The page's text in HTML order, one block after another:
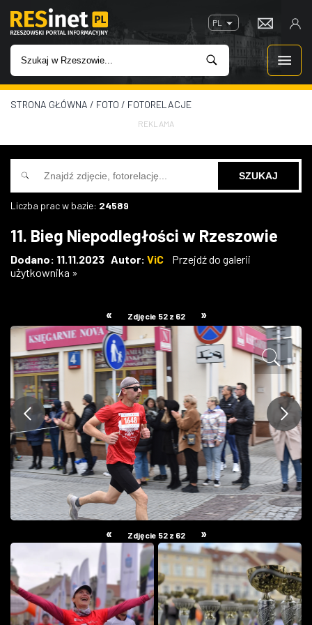
PL
WIADOMOŚCI
INWESTYCJE
IMPREZY
W KINACH
ZDJĘCIA
W RZESZOWIE
STRONA GŁÓWNA / FOTO / FOTORELACJE
REKLAMA
Liczba prac w bazie: 24589
11. Bieg Niepodległości w Rzeszowie
Dodano: 11.11.2023 Autor: ViC
Przejdź do galerii
użytkownika »
« Zdjęcie 52 z 62 »
« Zdjęcie 52 z 62 »